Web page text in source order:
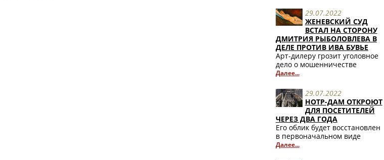
29.07.2022
ЖЕНЕВСКИЙ СУД
ВСТАЛ НА СТОРОНУ
ДМИТРИЯ РЫБОЛОВЛЕВА В
ДЕЛЕ ПРОТИВ ИВА БУВЬЕ
Арт-дилеру грозит уголовное
дело о мошенничестве
Далее...
29.07.2022
НОТР-ДАМ ОТКРОЮТ
ДЛЯ ПОСЕТИТЕЛЕЙ
ЧЕРЕЗ ДВА ГОДА
Его облик будет восстановлен
в первоначальном виде
Далее...